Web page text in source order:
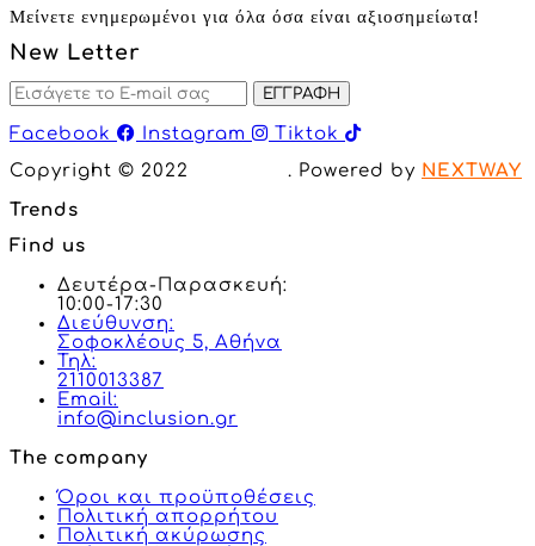
Μείνετε ενημερωμένοι για όλα όσα είναι αξιοσημείωτα!
New Letter
ΕΓΓΡΑΦΗ
Facebook Instagram
Tiktok
Copyright © 2022
. Powered by NEXTWAY
Trends
Find us
Δευτέρα-Παρασκευή:
10:00-17:30
Διεύθυνση:
Σοφοκλέους 5, Αθήνα
Τηλ:
2110013387
Email:
info@inclusion.gr
The company
Όροι και προϋποθέσεις
Πολιτική απορρήτου
Πολιτική ακύρωσης